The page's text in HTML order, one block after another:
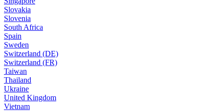
Slovakia
Slovenia
South Africa
Spain
Sweden
Switzerland (DE)
Switzerland (FR)
Taiwan
Thailand
Ukraine
United Kingdom
Vietnam